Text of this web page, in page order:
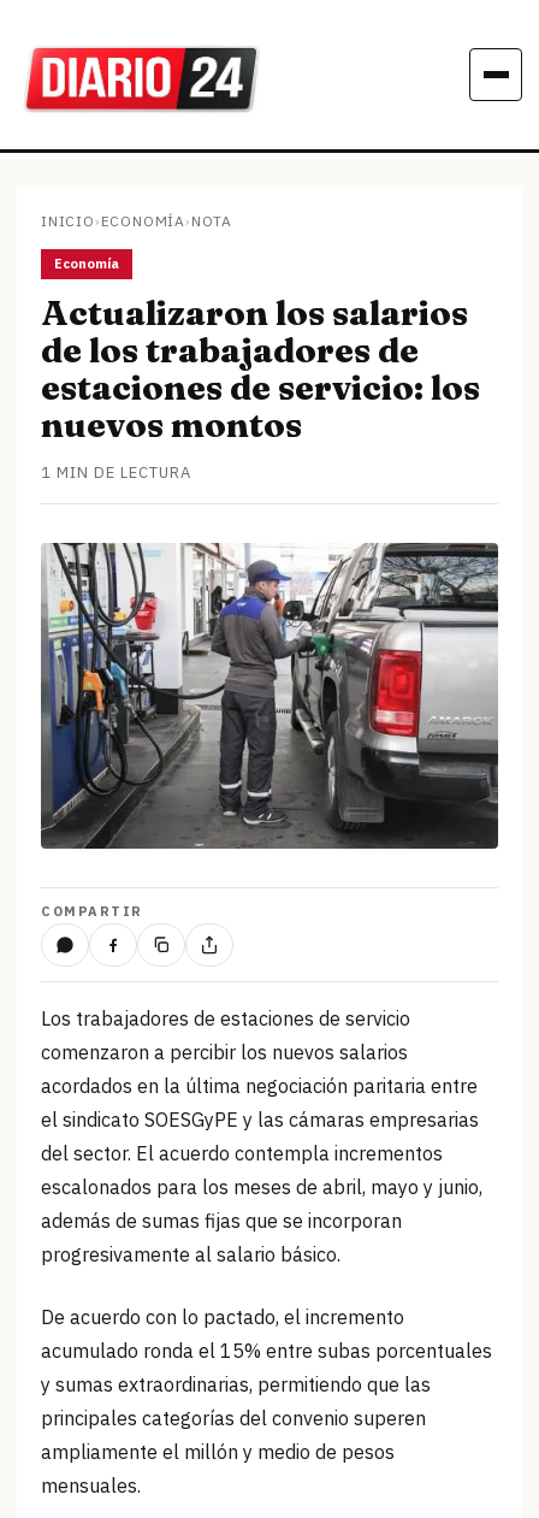
INICIO› ECONOMÍA› NOTA
Economía
Actualizaron los salarios
de los trabajadores de
estaciones de servicio: los
nuevos montos
1 MIN DE LECTURA
COMPARTIR
Los trabajadores de estaciones de servicio
comenzaron a percibir los nuevos salarios
acordados en la última negociación paritaria entre
el sindicato SOESGyPE y las cámaras empresarias
del sector. El acuerdo contempla incrementos
escalonados para los meses de abril, mayo y junio,
además de sumas fijas que se incorporan
progresivamente al salario básico.
De acuerdo con lo pactado, el incremento
acumulado ronda el 15% entre subas porcentuales
y sumas extraordinarias, permitiendo que las
principales categorías del convenio superen
ampliamente el millón y medio de pesos
mensuales.